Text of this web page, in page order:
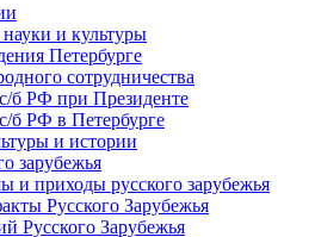
и культуры
Петербурге
сотрудничества
б РФ при Президенте
б РФ в Петербурге
и истории
зарубежья
и приходы русского зарубежья
Русского Зарубежья
Русского Зарубежья